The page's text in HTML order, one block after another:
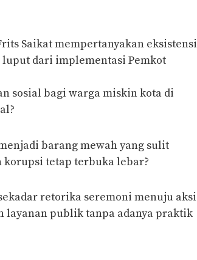
Saikat mempertanyakan eksistensi
dari implementasi Pemkot
sosial bagi warga miskin kota di
barang mewah yang sulit
korupsi tetap terbuka lebar?
retorika seremoni menuju aksi
layanan publik tanpa adanya praktik